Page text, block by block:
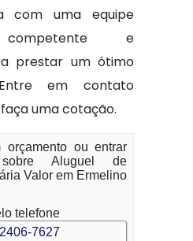
com uma equipe
competente e
prestar um ótimo
em contato
uma cotação.
orçamento ou entrar
Aluguel de
Valor em Ermelino
telefone
7627